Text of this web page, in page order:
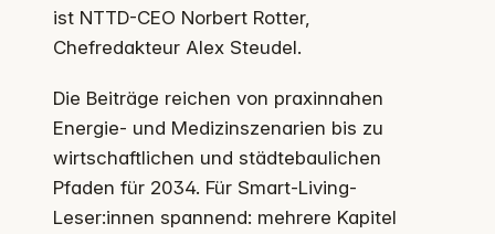
ist NTTD-CEO Norbert Rotter,
Chefredakteur Alex Steudel.
Die Beiträge reichen von praxinnahen
Energie- und Medizinszenarien bis zu
wirtschaftlichen und städtebaulichen
Pfaden für 2034. Für Smart-Living-
Leser:innen spannend: mehrere Kapitel